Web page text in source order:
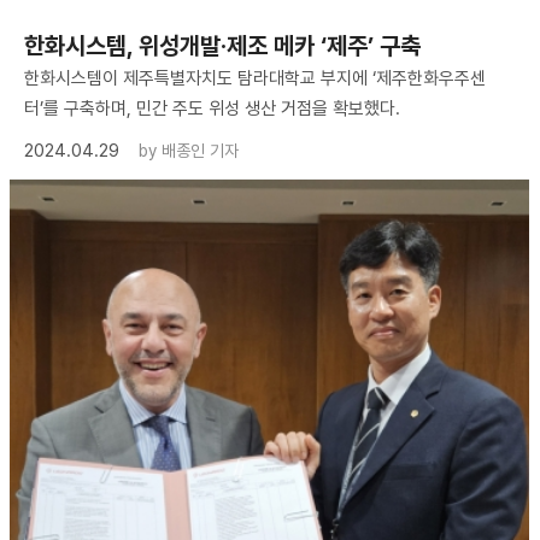
한화시스템, 위성개발·제조 메카 ‘제주’ 구축
한화시스템이 제주특별자치도 탐라대학교 부지에 ‘제주한화우주센
터’를 구축하며, 민간 주도 위성 생산 거점을 확보했다.
2024.04.29
by 배종인 기자